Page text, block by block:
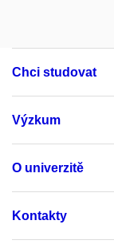
Chci studovat
Výzkum
O univerzitě
Kontakty